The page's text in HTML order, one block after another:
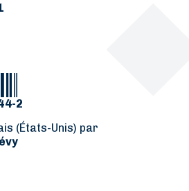
2
(États-Unis) par